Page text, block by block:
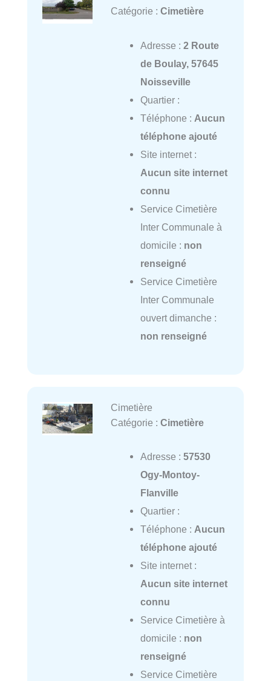
Catégorie : Cimetière
Adresse : 2 Route
de Boulay, 57645
Noisseville
Quartier :
Téléphone : Aucun
téléphone ajouté
Site internet :
Aucun site internet
connu
Service Cimetière
Inter Communale à
domicile : non
renseigné
Service Cimetière
Inter Communale
ouvert dimanche :
non renseigné
Cimetière
Catégorie : Cimetière
Adresse : 57530
Ogy-Montoy-
Flanville
Quartier :
Téléphone : Aucun
téléphone ajouté
Site internet :
Aucun site internet
connu
Service Cimetière à
domicile : non
renseigné
Service Cimetière